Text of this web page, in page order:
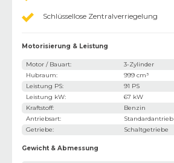
Schlüssellose Zentralverriegelung
Motorisierung & Leistung
Motor / Bauart:
3-Zylinder
Hubraum:
999 cm³
Leistung PS:
91 PS
Leistung kW:
67 kW
Kraftstoff:
Benzin
Antriebsart:
Standardantrieb
Getriebe: Schaltgetriebe
Gewicht & Abmessung